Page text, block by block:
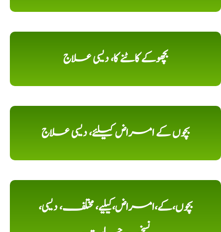
بچھوکے کاٹنے کا، دیسی علاج
بچوں کے امراض کیلئے، دیسی علاج
بچوں،کے،امراض،کیلیے، مختلف، دیسی،